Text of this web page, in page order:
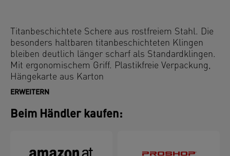
Titanbeschichtete Schere aus rostfreiem Stahl. Die
besonders haltbaren titanbeschichteten Klingen
bleiben deutlich länger scharf als Standardklingen.
Mit ergonomischem Griff. Plastikfreie Verpackung,
Hängekarte aus Karton
ERWEITERN
Beim Händler kaufen: